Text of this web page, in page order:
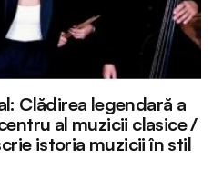
Clădirea legendară a
al muzicii clasice /
istoria muzicii în stil